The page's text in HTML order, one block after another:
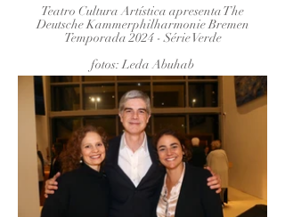
Teatro Cultura Artística apresenta The
Deutsche Kammerphilharmonie Bremen
Temporada 2024 - Série Verde
fotos: Leda Abuhab